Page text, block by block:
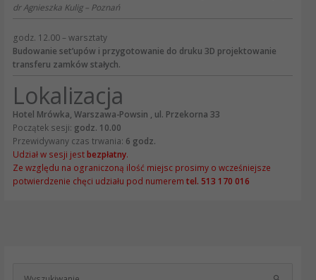
dr Agnieszka Kulig – Poznań
godz. 12.00 – warsztaty
Budowanie set’upów i przygotowanie do druku 3D projektowanie
transferu zamków stałych.
Lokalizacja
Hotel Mrówka, Warszawa-Powsin , ul. Przekorna 33
Początek sesji: godz. 10.00
Przewidywany czas trwania: 6 godz.
Udział w sesji jestbezpłatny.
Ze względu na ograniczoną ilość miejsc prosimy o wcześniejsze
potwierdzenie chęci udziału pod numeremtel. 513 170 016